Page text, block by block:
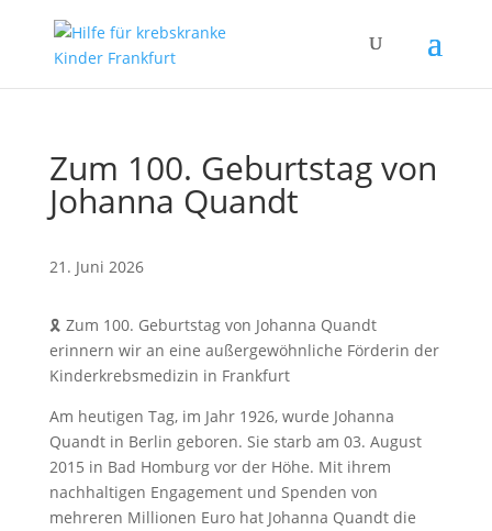
Zum 100. Geburtstag von
Johanna Quandt
21. Juni 2026
🎗️ Zum 100. Geburtstag von Johanna Quandt
erinnern wir an eine außergewöhnliche Förderin der
Kinderkrebsmedizin in Frankfurt
Am heutigen Tag, im Jahr 1926, wurde Johanna
Quandt in Berlin geboren. Sie starb am 03. August
2015 in Bad Homburg vor der Höhe. Mit ihrem
nachhaltigen Engagement und Spenden von
mehreren Millionen Euro hat Johanna Quandt die